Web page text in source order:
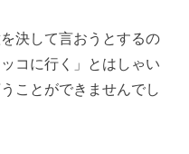
決して言おうとするの
コに行く」とはしゃい
ことができませんでし